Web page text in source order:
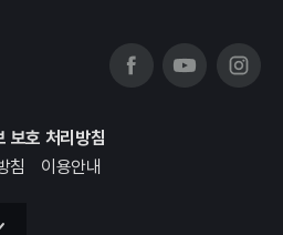
보호 처리방침
침
이용안내